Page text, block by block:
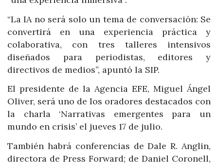
“La IA no será solo un tema de conversación: Se
convertirá en una experiencia práctica y
colaborativa, con tres talleres intensivos
diseñados para periodistas, editores y
directivos de medios”, apuntó la SIP.
El presidente de la Agencia EFE, Miguel Ángel
Oliver, será uno de los oradores destacados con
la charla ‘Narrativas emergentes para un
mundo en crisis’ el jueves 17 de julio.
También habrá conferencias de Dale R. Anglin,
directora de Press Forward; de Daniel Coronell,